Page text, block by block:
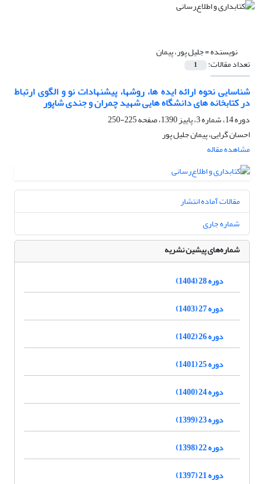
نویسنده =جلیل پور، پیمان
تعداد مقالات: 1
شناسایی نحوه ارائه ایده ها، روشها، پیشنهادات نو و الگوی ارتباط
در کتابخانه های دانشگاه هایی شهید چمران و جندی شاپور
دوره 14، شماره 3، پاییز 1390، صفحه
225-250
احسان گرایی، پیمان جلیل پور
مشاهده مقاله
مقالات آماده انتشار
شماره جاری
شماره‌های پیشین نشریه
دوره 28 (1404)
دوره 27 (1403)
دوره 26 (1402)
دوره 25 (1401)
دوره 24 (1400)
دوره 23 (1399)
دوره 22 (1398)
دوره 21 (1397)